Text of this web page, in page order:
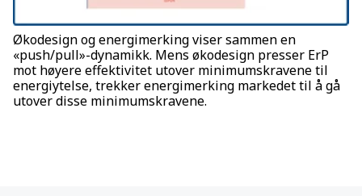
Økodesign og energimerking viser sammen en
«push/pull»-dynamikk. Mens økodesign presser ErP
mot høyere effektivitet utover minimumskravene til
energiytelse, trekker energimerking markedet til å gå
utover disse minimumskravene.